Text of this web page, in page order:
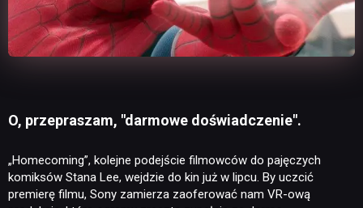
O, przepraszam, "darmowe doświadczenie".
„Homecoming”, kolejne podejście filmowców do pajęczych
komiksów Stana Lee, wejdzie do kin już w lipcu. By uczcić
premierę filmu, Sony zamierza zaoferować nam VR-ową